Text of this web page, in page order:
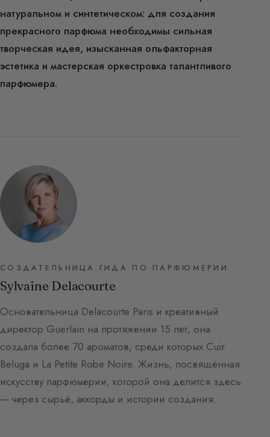
натуральном и синтетическом: для создания
прекрасного парфюма необходимы сильная
творческая идея, изысканная ольфакторная
эстетика и мастерская оркестровка талантливого
парфюмера.
СОЗДАТЕЛЬНИЦА ГИДА ПО ПАРФЮМЕРИИ
Sylvaine Delacourte
Основательница Delacourte Paris и креативный
директор Guerlain на протяжении 15 лет, она
создала более 70 ароматов, среди которых Cuir
Beluga и La Petite Robe Noire. Жизнь, посвящённая
искусству парфюмерии, которой она делится здесь
— через сырьё, аккорды и истории создания.